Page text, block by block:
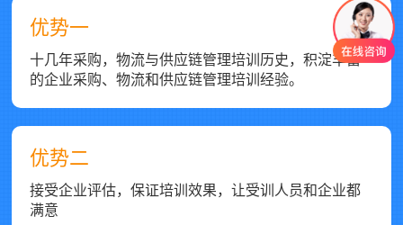
优势一
十几年采购，物流与供应链管理培训历史，积淀丰富
的企业采购、物流和供应链管理培训经验。
优势二
接受企业评估，保证培训效果，让受训人员和企业都
满意